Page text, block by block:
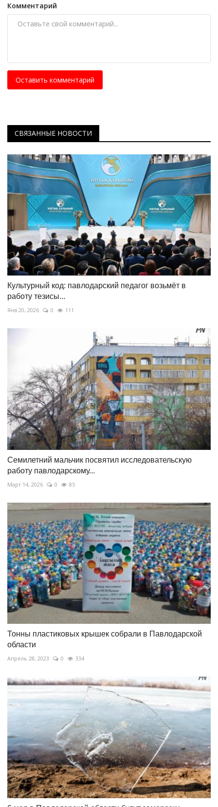
Комментарий
Оставить комментарий
СВЯЗАННЫЕ НОВОСТИ
Культурный код: павлодарский педагог возьмёт в
работу тезисы...
Янв 20, 2026 0 111
Семилетний мальчик посвятил исследовательскую
работу павлодарскому...
Март 14, 2026 0 85
Тонны пластиковых крышек собрали в Павлодарской
области
Апрель 28, 2023 0 334